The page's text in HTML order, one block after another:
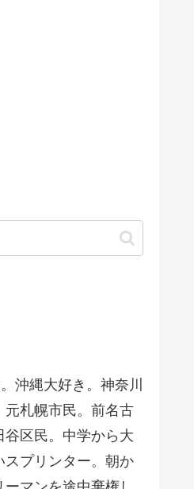
沖縄大好き。神奈川
札幌市民。前名古
区民。中学から大
プリンター。朝か